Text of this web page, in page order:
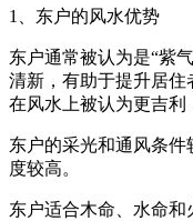
1、东户的风水优势
东户通常被认为是“紫
清新，有助于提升居
在风水上被认为更吉利
东户的采光和通风条
度较高。
东户适合木命、水命